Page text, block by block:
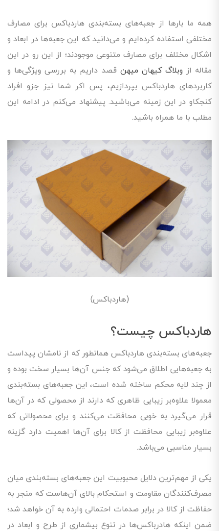
همه ما بارها از جعبه‌های بسته‌بندی هاردباکس برای مصارف
مختلفی استفاده کرده‌ایم و می‌دانید که این جعبه‌ها در ابعاد و
اشکال مختلف برای مصارف متنوعی موجودند؛ از این رو در این
مقاله از وبلاگ کیهان میهن قصد داریم به بررسی ویژگی‌ها و
کاربردهای هاردباکس بپردازیم، پس اکر شما نیز جزو افراد
کنجکاو در این زمینه می‌باشید. پیشنهاد می‌کنم در ادامه این
مطلب با ما همراه باشید.
(هاردباکس)
هاردباکس چیست؟
جعبه‌های بسته‌بندی هاردباکس همانطور که از نامشان پیداست
به جعبه‌هایی اطلاق می‌شود که جنس آن‌ها بسیار سخت بوده و
از چند لایه محکم ساخته شده است، این جعبه‌های بسته‌بندی
معمولا علاوه‌بر زیبایی ظاهری که دارند از محصولی که در آن‌ها
قرار می‌گیرد به خوبی محافظت می‌کنند و برای محصولاتی که
علاوه‌بر زیبایی محافظت از کالا برای آن‌ها اهمیت دارد گزینه
بسیار مناسبی می‌باشد.
یکی از مهم‌ترین دلایل محبوبیت این جعبه‌های بسته‌بندی میان
مصرف‌کنندگان مقاومت و استحکام بالای آن‌هاست که منجر به
حفاظت از کالا در برابر صدمات احتمالی وارده به آن خواهد شد؛
ضمن اینکه هادرباکس‌ها در تنوع بیشماری از طرح و ابعاد در